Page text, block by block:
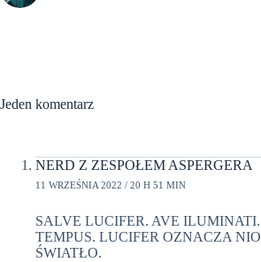
Jeden komentarz
NERD Z ZESPOŁEM ASPERGERA
11 WRZEŚNIA 2022 / 20 H 51 MIN
SALVE LUCIFER. AVE
TEMPUS. LUCIFER OZNACZA
ŚWIATŁO.